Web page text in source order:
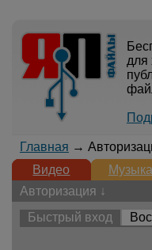
для
Главная →
Видео
Музыка
Авторизация ↓
Быстрый вход